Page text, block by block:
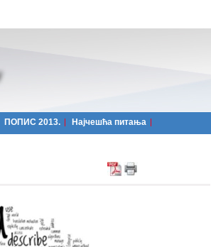
ПОПИС 2013. Најчешћa питања